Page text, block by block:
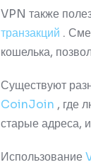
VPN также
транзакций .
кошелька,
Существуют
CoinJoin , где
старые адреса,
Использование